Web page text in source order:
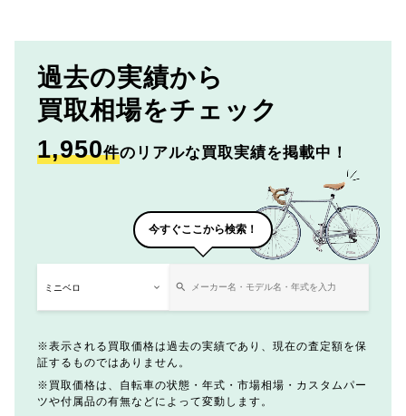
過去の実績から
買取相場をチェック
1,950件のリアルな買取実績を掲載中！
今すぐここから検索！
表示される買取価格は過去の実績であり、現在の査定額を保
証するものではありません。
買取価格は、自転車の状態・年式・市場相場・カスタムパー
ツや付属品の有無などによって変動します。